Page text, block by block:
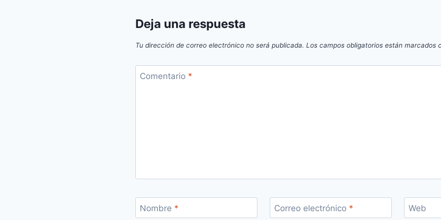
Deja una respuesta
Tu dirección de correo electrónico no será publicada. Los campos obligatorios están marcados
Comentario *
Nombre * Correo electrónico * Web